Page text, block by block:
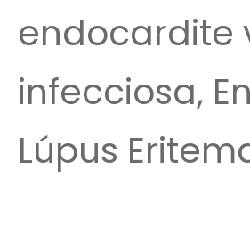
endocardite
infecciosa,
Lúpus